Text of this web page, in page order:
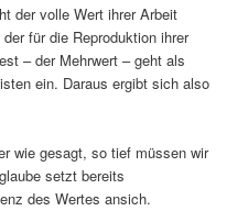
der volle Wert ihrer Arbeit
für die Reproduktion ihrer
– der Mehrwert – geht als
ein. Daraus ergibt sich also
wie gesagt, so tief müssen wir
setzt bereits
des Wertes ansich.